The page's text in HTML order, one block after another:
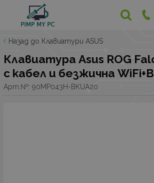
Назад до Клавиатури ASUS
Клавиатура Asus ROG
с кабел и безжична
Арт.№: 90MP043H-BKUA20